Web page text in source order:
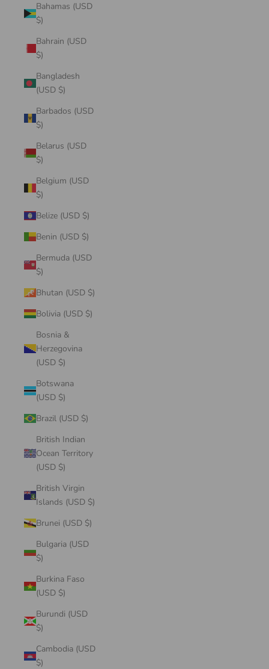
Bahamas (USD
$)
Bahrain (USD
$)
Bangladesh
(USD $)
Barbados (USD
$)
Belarus (USD
$)
Belgium (USD
$)
Belize (USD $)
Benin (USD $)
Bermuda (USD
$)
Bhutan (USD $)
Bolivia (USD $)
Bosnia &
Herzegovina
(USD $)
Botswana
(USD $)
Brazil (USD $)
British Indian
Ocean Territory
(USD $)
British Virgin
Islands (USD $)
Brunei (USD $)
Bulgaria (USD
$)
Burkina Faso
(USD $)
Burundi (USD
$)
Cambodia (USD
$)